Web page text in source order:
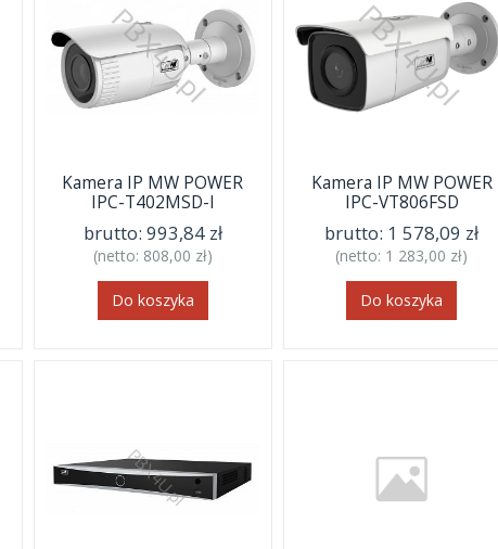
Kamera IP MW POWER
IPC-T402MSD-I
brutto: 993,84 zł
(netto: 808,00 zł)
Do koszyka
Kamera IP MW POWER
IPC-VT806FSD
brutto: 1 578,09 zł
(netto: 1 283,00 zł)
Do koszyka